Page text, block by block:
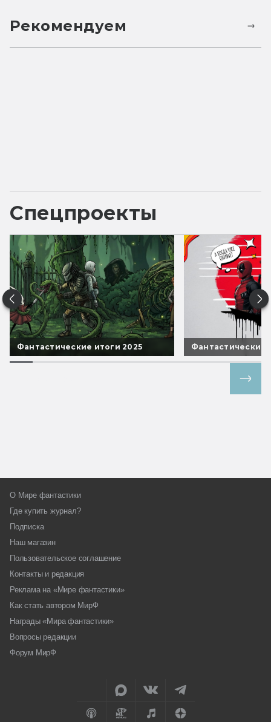
Рекомендуем
Спецпроекты
Фантастические итоги 2025 Фантастические
О Мире фантастики
Где купить журнал?
Подписка
Наш магазин
Пользовательское соглашение
Контакты и редакция
Реклама на «Мире фантастики»
Как стать автором МирФ
Награды «Мира фантастики»
Вопросы редакции
Форум МирФ